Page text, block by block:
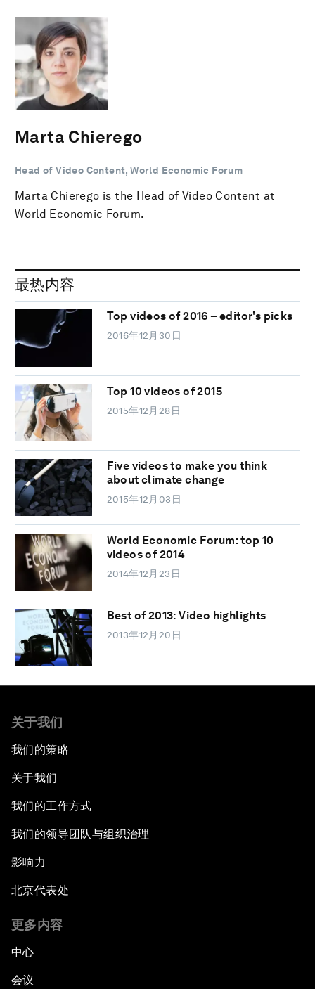
Marta Chierego
Head of Video Content, World Economic Forum
Marta Chierego is the Head of Video Content at
World Economic Forum.
最热内容
Top videos of 2016 – editor's picks
2016年12月30日
Top 10 videos of 2015
2015年12月28日
Five videos to make you think
about climate change
2015年12月03日
World Economic Forum: top 10
videos of 2014
2014年12月23日
Best of 2013: Video highlights
2013年12月20日
关于我们
我们的策略
关于我们
我们的工作方式
我们的领导团队与组织治理
影响力
北京代表处
更多内容
中心
会议